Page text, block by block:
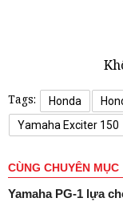
Tags: Honda
Yamaha Exciter 150
CÙNG CHUYÊN MỤC
Yamaha PG-1 lựa